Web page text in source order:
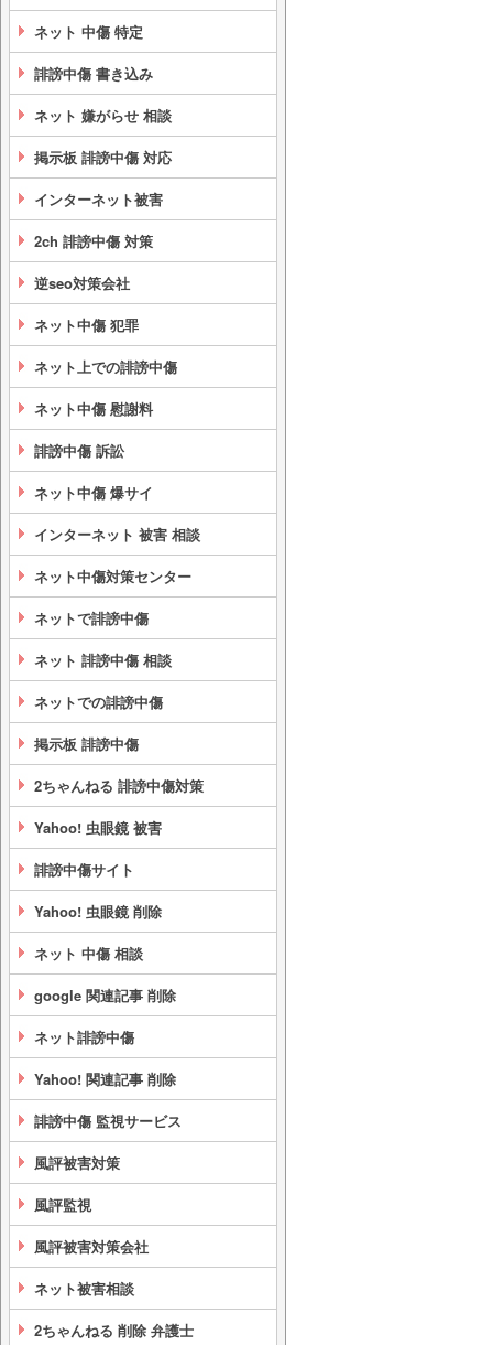
ネット 中傷 特定
誹謗中傷 書き込み
ネット 嫌がらせ 相談
掲示板 誹謗中傷 対応
インターネット被害
2ch 誹謗中傷 対策
逆seo対策会社
ネット中傷 犯罪
ネット上での誹謗中傷
ネット中傷 慰謝料
誹謗中傷 訴訟
ネット中傷 爆サイ
インターネット 被害 相談
ネット中傷対策センター
ネットで誹謗中傷
ネット 誹謗中傷 相談
ネットでの誹謗中傷
掲示板 誹謗中傷
2ちゃんねる 誹謗中傷対策
Yahoo! 虫眼鏡 被害
誹謗中傷サイト
Yahoo! 虫眼鏡 削除
ネット 中傷 相談
google 関連記事 削除
ネット誹謗中傷
Yahoo! 関連記事 削除
誹謗中傷 監視サービス
風評被害対策
風評監視
風評被害対策会社
ネット被害相談
2ちゃんねる 削除 弁護士